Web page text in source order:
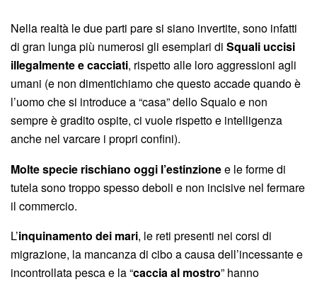
Nella realtà le due parti pare si siano invertite, sono infatti
di gran lunga più numerosi gli esemplari di Squali uccisi
illegalmente e cacciati, rispetto alle loro aggressioni agli
umani (e non dimentichiamo che questo accade quando è
l’uomo che si introduce a “casa” dello Squalo e non
sempre è gradito ospite, ci vuole rispetto e intelligenza
anche nel varcare i propri confini).
Molte specie rischiano oggi l’estinzionee le forme di
tutela sono troppo spesso deboli e non incisive nel fermare
il commercio.
L’inquinamento dei mari, le reti presenti nei corsi di
migrazione, la mancanza di cibo a causa dell’incessante e
incontrollata pesca e la “caccia al mostro” hanno